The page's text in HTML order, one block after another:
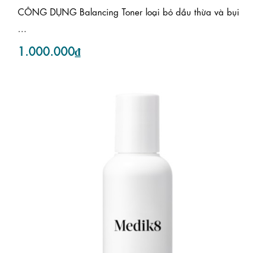
CÔNG DỤNG Balancing Toner loại bỏ dầu thừa và bụi
...
1.000.000₫